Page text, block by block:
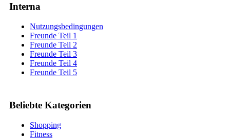
Beliebte Kategorien
Shopping
Fitness
Interna
Nutzungsbedingungen
Freunde Teil 1
Freunde Teil 2
Freunde Teil 3
Freunde Teil 4
Freunde Teil 5